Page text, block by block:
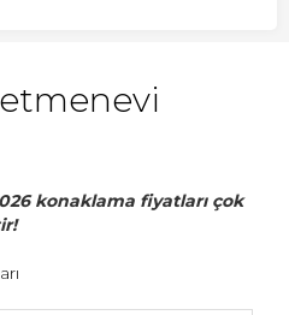
konaklama fiyatları çok